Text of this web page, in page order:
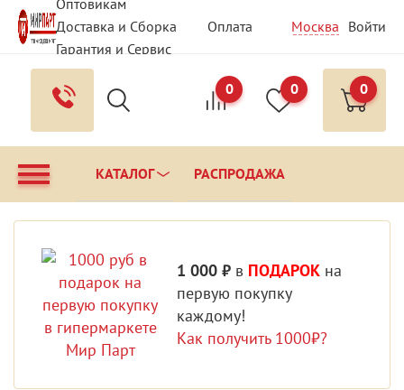
Оптовикам
Доставка и Сборка
Оплата
Гарантия и Сервис
Вопрос - Ответ
Контакты
Москва Войти
0 0 0
КАТАЛОГ РАСПРОДАЖА
1 000 ₽ в ПОДАРОК на
первую покупку
каждому!
Как получить 1000₽?